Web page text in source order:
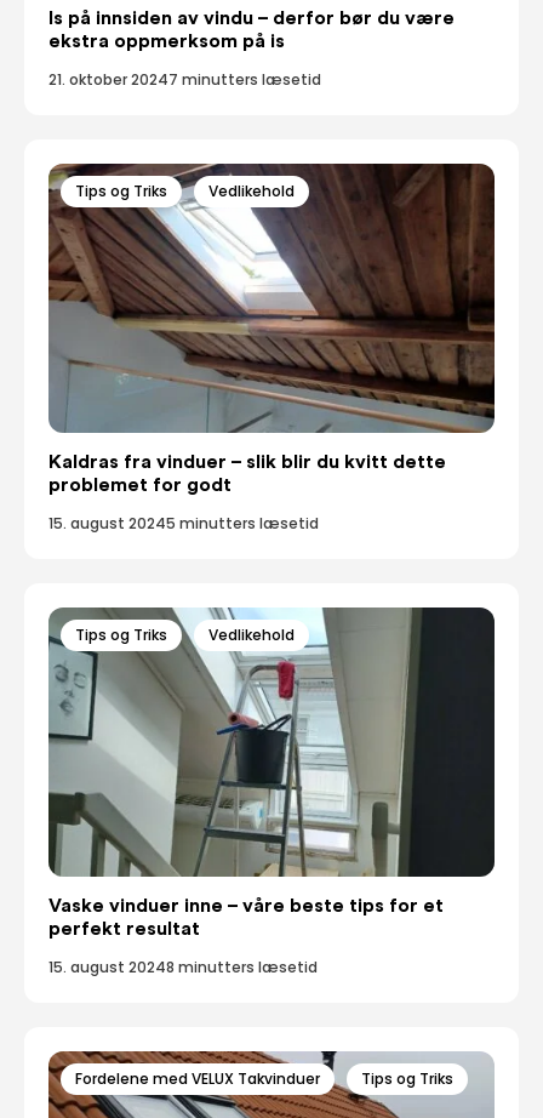
Is på innsiden av vindu – derfor bør du være
ekstra oppmerksom på is
21. oktober 20247 minutters læsetid
Tips og Triks Vedlikehold
Kaldras fra vinduer – slik blir du kvitt dette
problemet for godt
15. august 20245 minutters læsetid
Tips og Triks Vedlikehold
Vaske vinduer inne – våre beste tips for et
perfekt resultat
15. august 20248 minutters læsetid
Fordelene med VELUX Takvinduer Tips og Triks